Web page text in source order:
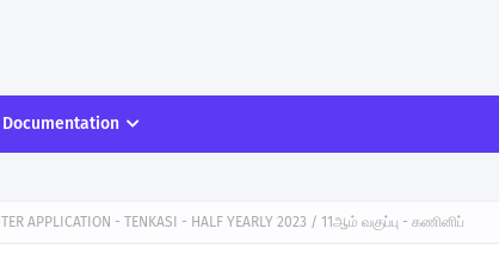
Documentation
APPLICATION - TENKASI - HALF YEARLY 2023 / 11ஆம் வகுப்பு - கணினிப்